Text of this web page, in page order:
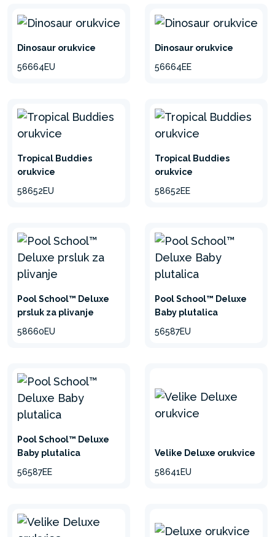
Dinosaur orukvice
56664EU
Dinosaur orukvice
56664EE
Tropical Buddies
orukvice
58652EU
Tropical Buddies
orukvice
58652EE
Pool School™ Deluxe
prsluk za plivanje
58660EU
Pool School™ Deluxe
Baby plutalica
56587EU
Pool School™ Deluxe
Baby plutalica
56587EE
Velike Deluxe orukvice
58641EU